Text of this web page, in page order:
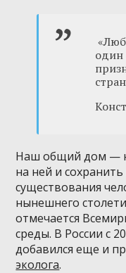
один
Наш общий дом —
на ней и
существования
нынешнего
отмечается
среды. В России с
добавился еще и
эколога.